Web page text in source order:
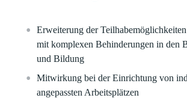
Erweiterung der
mit komplexen Behinderungen in den
und Bildung
Mitwirkung bei der Einrichtung von
angepassten Arbeitsplätzen